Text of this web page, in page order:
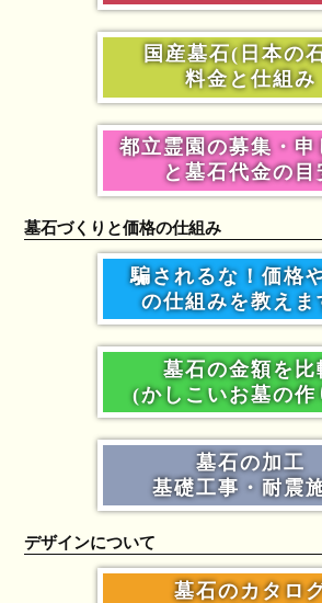
国産墓石(日本の
料金と仕組み
都立霊園の募集・申
と墓石代金の目
墓石づくりと価格の仕組み
騙されるな！価格
の仕組みを教えま
墓石の金額を比
(かしこいお墓の作
墓石の加工
基礎工事・耐震
デザインについて
墓石のカタロ